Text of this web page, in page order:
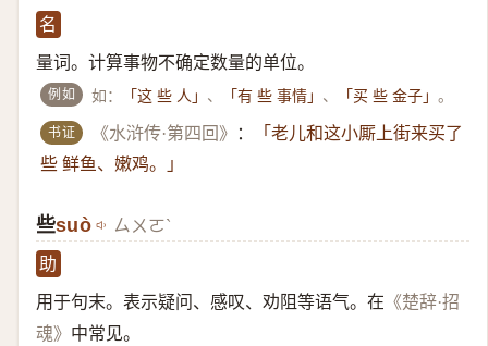
名
量词。计算事物不确定数量的单位。
例如 如： 「这 些 人」 、 「有 些 事情」 、 「买 些 金子」。
书证 《水浒传·第四回》 ：
「老儿和这小厮上街来买了
些 鲜鱼、嫩鸡。」
些suò ㄙㄨㄛˋ
助
用于句末。表示疑问、感叹、劝阻等语气。在 《楚辞·招
魂》 中常见。